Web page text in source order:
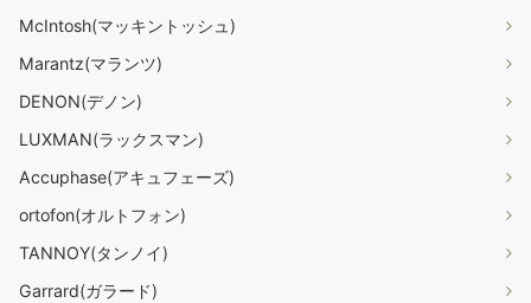
McIntosh(マッキントッシュ)
Marantz(マランツ)
DENON(デノン)
LUXMAN(ラックスマン)
Accuphase(アキュフェーズ)
ortofon(オルトフォン)
TANNOY(タンノイ)
Garrard(ガラード)